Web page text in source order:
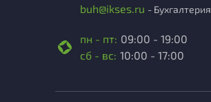
buh@ikses.ru - Бухгалтерия
пн - пт: 09:00 - 19:00
сб - вс: 10:00 - 17:00